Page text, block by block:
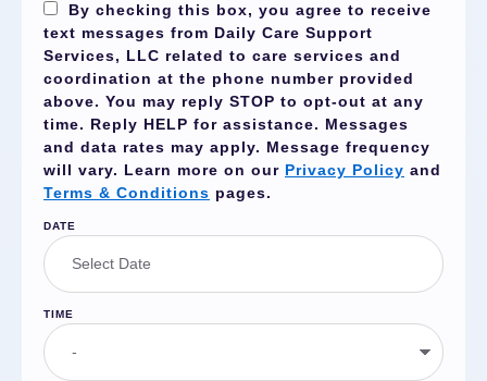
By checking this box, you agree to receive
text messages from Daily Care Support
Services, LLC related to care services and
coordination at the phone number provided
above. You may reply STOP to opt-out at any
time. Reply HELP for assistance. Messages
and data rates may apply. Message frequency
will vary. Learn more on our Privacy Policy and
Terms & Conditions pages.
DATE
TIME